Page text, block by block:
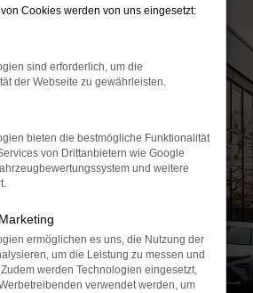
Liebe zum
% TOP DEALS %
SERVICE
Cookies werden von uns eingesetzt:
sind erforderlich, um die
der Webseite zu gewährleisten.
bieten die bestmögliche Funktionalität
von Drittanbietern wie Google
und weitere
ermöglichen es uns, die Nutzung der
um die Leistung zu messen und
werden Technologien eingesetzt,
verwendet werden, um